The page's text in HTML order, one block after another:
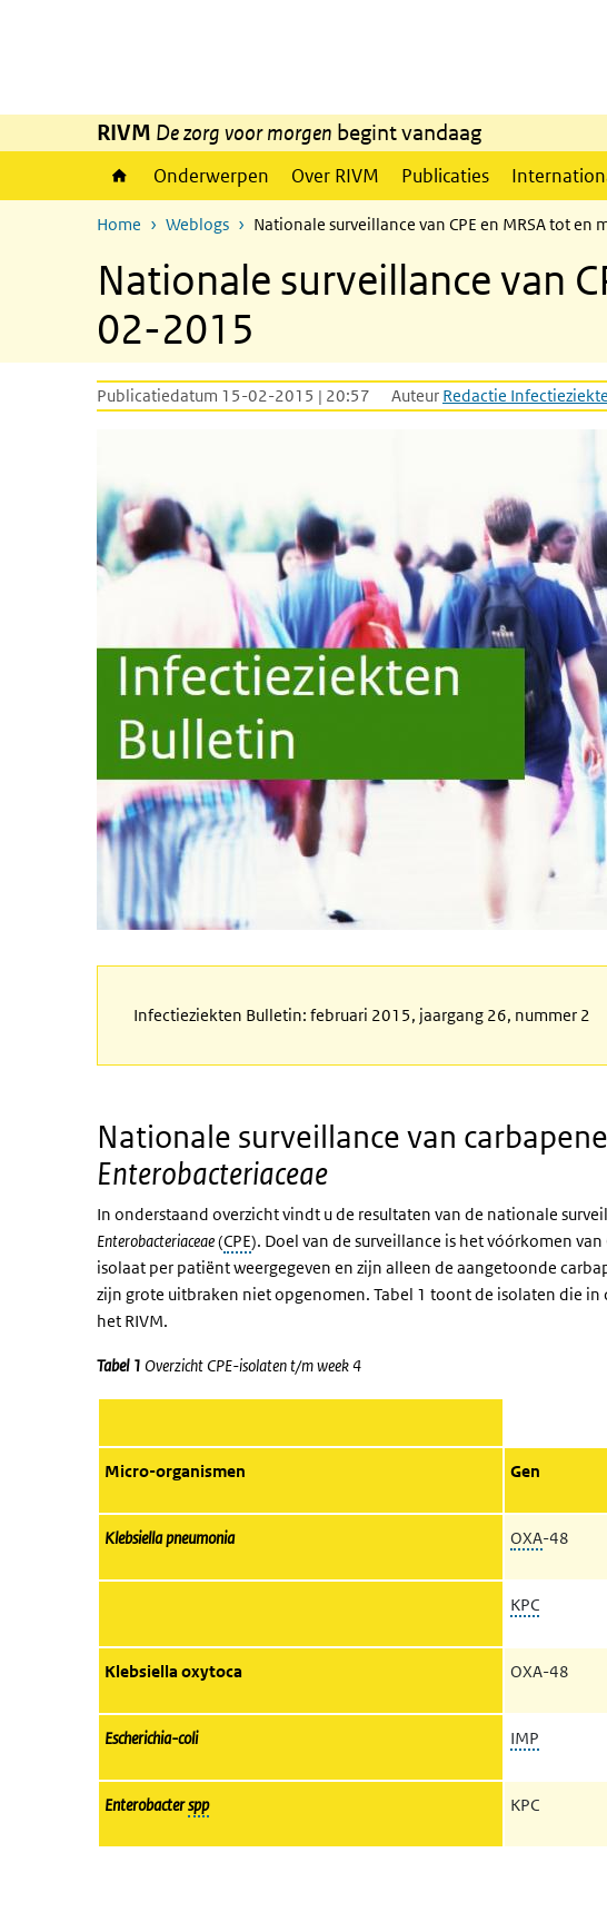
RIVM De zorg voor morgen begint vandaag
Onderwerpen Over RIVM Publicaties
Home Weblogs Nationale surveillance van CPE en MRSA tot
Nationale surveillance van
02-2015
Publicatiedatum 15-02-2015 | 20:57 Auteur Redactie
Infectieziekten Bulletin: februari 2015, jaargang 26, nummer 2
Nationale surveillance van
Enterobacteriaceae
In onderstaand overzicht vindt u de resultaten van de nationale
Enterobacteriaceae(CPE). Doel van de surveillance is het vóórkomen van
isolaat per patiënt weergegeven en zijn alleen de aangetoonde
zijn grote uitbraken niet opgenomen. Tabel 1 toont de isolaten die
het RIVM.
Tabel 1 Overzicht CPE-isolaten t/m week 4
Micro-organismen Gen
Klebsiella pneumonia OXA-48
KPC
Klebsiella oxytoca OXA-48
Escherichia-coli IMP
Enterobacterspp KPC